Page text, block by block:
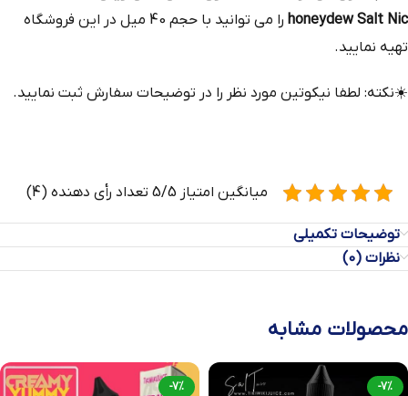
honeydew Salt Nic
را می توانید با حجم 40 میل در این فروشگاه
تهیه نمایید.
☀️نکته: لطفا نیکوتین مورد نظر را در توضیحات سفارش ثبت نمایید.
میانگین امتیاز 5/5 تعداد رأی دهنده (4)
توضیحات تکمیلی
نظرات (0)
محصولات مشابه
-7%
-7%